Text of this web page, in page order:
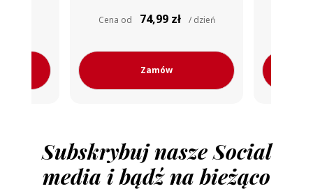
Cena od 80,99 zł / dzień
Zamów
Subskrybuj nasze Social
media i bądź na bieżąco